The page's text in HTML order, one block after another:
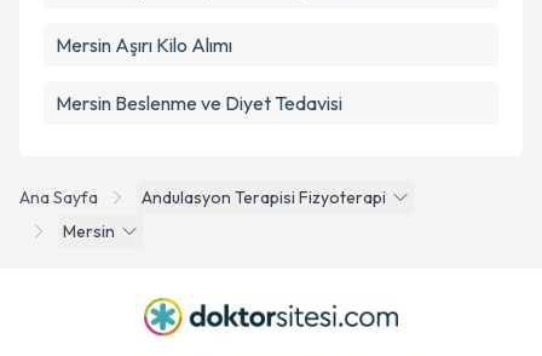
Ana Sayfa
Andulasyon Terapisi Fizyoterapi
Mersin
Mersin Aşırı Kilo Alımı
Mersin Beslenme ve Diyet Tedavisi